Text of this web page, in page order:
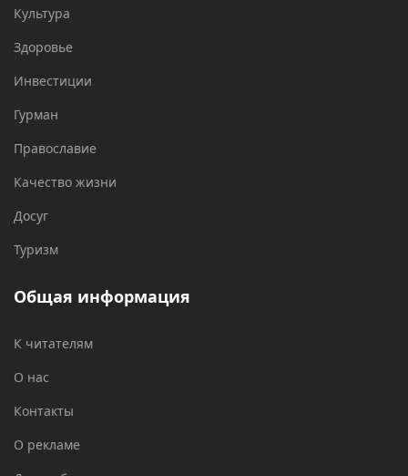
Культура
Здоровье
Инвестиции
Гурман
Православие
Качество жизни
Досуг
Туризм
Общая информация
К читателям
О нас
Контакты
О рекламе